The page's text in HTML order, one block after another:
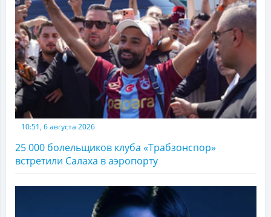
10:51, 6 августа 2026
25 000 болельщиков клуба «Трабзонспор»
встретили Салаха в аэропорту